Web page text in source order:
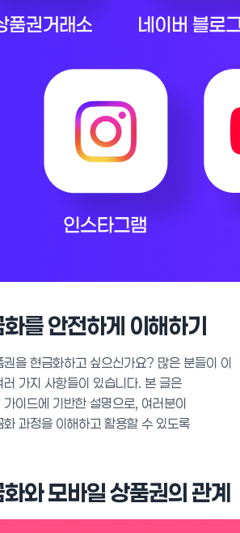
를 안전하게 이해하기
을 현금화하고 싶으신가요? 많은 분들이 이
가지 사항들이 있습니다. 본 글은
이드에 기반한 설명으로, 여러분이
과정을 이해하고 활용할 수 있도록
와 모바일 상품권의 관계